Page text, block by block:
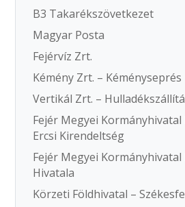
B3 Takarékszövetkezet
Magyar Posta
Fejérvíz Zrt.
Kémény Zrt. – Kéményseprés
Vertikál Zrt. –
Fejér Megyei
Ercsi Kirendeltség
Fejér Megyei
Hivatala
Körzeti Földhivatal –